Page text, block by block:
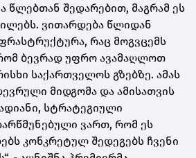
წლებთან შედარებით, მაგრამ ეს
ვითარდება წლიდან
რაც მოგვცემს
ბევრად უფრო ავამაღლოთ
საქართველოს გზებზე. ამას
მიდგომა და ამისათვის
სტრატეგიული
ვართ, რომ ეს
კონკრეტულ შედეგებს ჩვენი